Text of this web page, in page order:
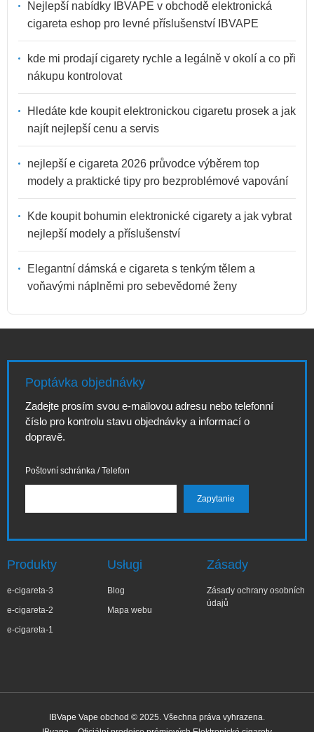
Nejlepší nabídky IBVAPE v obchodě elektronická
cigareta eshop pro levné příslušenství IBVAPE
kde mi prodají cigarety rychle a legálně v okolí a co při
nákupu kontrolovat
Hledáte kde koupit elektronickou cigaretu prosek a jak
najít nejlepší cenu a servis
nejlepší e cigareta 2026 průvodce výběrem top
modely a praktické tipy pro bezproblémové vapování
Kde koupit bohumin elektronické cigarety a jak vybrat
nejlepší modely a příslušenství
Elegantní dámská e cigareta s tenkým tělem a
voňavými náplněmi pro sebevědomé ženy
Poptávka objednávky
Zadejte prosím svou e-mailovou adresu nebo telefonní
číslo pro kontrolu stavu objednávky a informací o
dopravě.
Poštovní schránka / Telefon
Produkty
e-cigareta-3
e-cigareta-2
e-cigareta-1
Usługi
Blog
Mapa webu
Zásady
Zásady ochrany osobních
údajů
IBVape Vape obchod © 2025. Všechna práva vyhrazena.